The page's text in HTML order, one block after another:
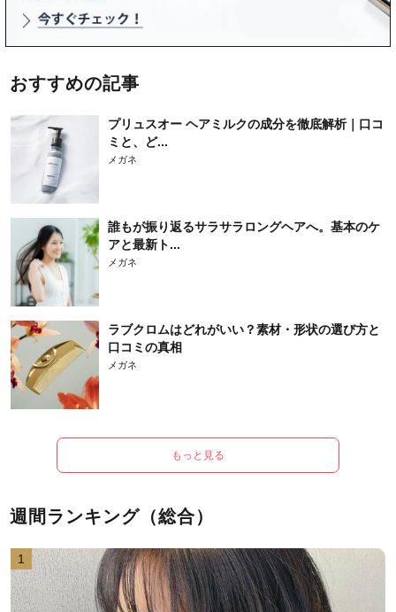
おすすめの記事
プリュスオー ヘアミルクの成分を徹底解析｜口コ
ミと、ど...
メガネ
誰もが振り返るサラサラロングヘアへ。基本のケ
アと最新ト...
メガネ
ラブクロムはどれがいい？素材・形状の選び方と
口コミの真相
メガネ
もっと見る
週間ランキング（総合）
1